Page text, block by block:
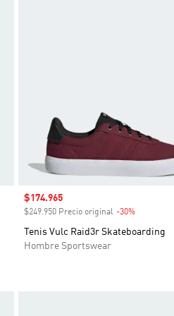
Precio de venta
$174.965
$249.950 Precio original -30%
Tenis Vulc Raid3r Skateboarding
Hombre Sportswear